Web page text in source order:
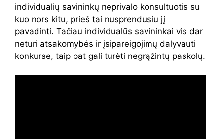
individualių savininkų neprivalo konsultuotis su
kuo nors kitu, prieš tai nusprendusiu jį
pavadinti. Tačiau individualūs savininkai vis dar
neturi atsakomybės ir įsipareigojimų dalyvauti
konkurse, taip pat gali turėti negrąžintų paskolų.